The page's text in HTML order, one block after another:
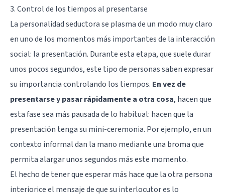
3. Control de los tiempos al presentarse
La personalidad seductora se plasma de un modo muy claro
en uno de los momentos más importantes de la interacción
social: la presentación. Durante esta etapa, que suele durar
unos pocos segundos, este tipo de personas saben expresar
su importancia controlando los tiempos. En vez de
presentarse y pasar rápidamente a otra cosa, hacen que
esta fase sea más pausada de lo habitual: hacen que la
presentación tenga su mini-ceremonia. Por ejemplo, en un
contexto informal dan la mano mediante una broma que
permita alargar unos segundos más este momento.
El hecho de tener que esperar más hace que la otra persona
interiorice el mensaje de que su interlocutor es lo